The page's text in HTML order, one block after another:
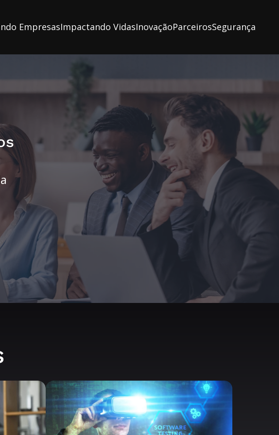
EmpresasImpactando VidasInovaçãoParceirosSegurança